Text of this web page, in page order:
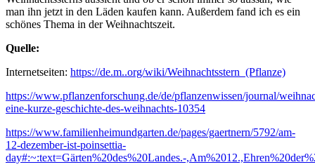
man ihn jetzt in den Läden kaufen kann. Außerdem fand ich es ein
schönes Thema in der Weihnachtszeit.
Quelle:
Internetseiten: https://de.m..org/wiki/Weihnachtsstern_(Pflanze)
https://www.pflanzenforschung.de/de/pflanzenwissen/journal/
eine-kurze-geschichte-des-weihnachts-10354
https://www.familienheimundgarten.de/pages/gaertnern/5792/am-
12-dezember-ist-poinsettia-
day#:~:text=Gärten%20des%20Landes.-